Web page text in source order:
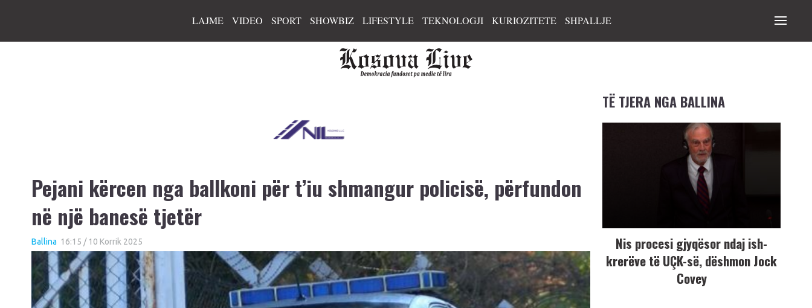
LAJME VIDEO SPORT SHOWBIZ LIFESTYLE TEKNOLOGJI KURIOZITETE SHPALLJE
Pejani kërcen nga ballkoni për t’iu shmangur policisë, përfundon
në një banesë tjetër
Ballina 16:15 / 10 Korrik 2025
TË TJERA NGA BALLINA
Nis procesi gjyqësor ndaj ish-
krerëve të UÇK-së, dëshmon Jock
Covey